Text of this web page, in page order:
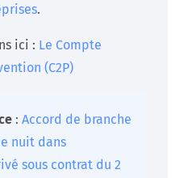
.
ici : Le Compte
(C2P)
: Accord de branche
nuit dans
sous contrat du 2